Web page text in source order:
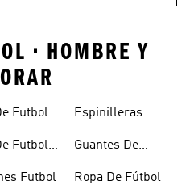
• HOMBRE Y
Futbol
Futbol
Futbol
Espinilleras
Guantes De
Ropa De Fútbol